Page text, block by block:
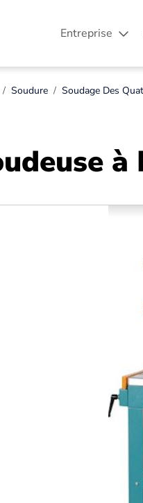
Entreprise
Soudure Soudage Des